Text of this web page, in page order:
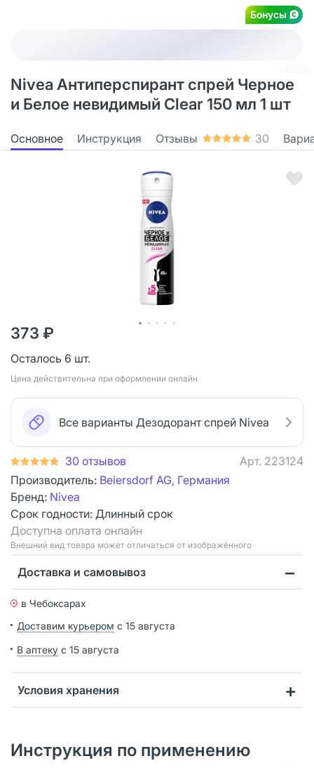
Бонусы
Nivea Антиперспирант спрей Черное
и Белое невидимый Clear 150 мл 1 шт
Основное Инструкция Отзывы 30
373 ₽
Осталось 6 шт.
Цена действительна при оформлении онлайн
Все варианты Дезодорант спрей Nivea
30 отзывов Арт. 223124
Производитель: Beiersdorf AG, Германия
Бренд: Nivea
Срок годности: Длинный срок
Доступна оплата онлайн
Bнешний вид товара может отличаться от изображённого
Доставка и самовывоз
в Чебоксарах
Доставим курьером с 15 августа
В аптеку с 15 августа
Условия хранения
Инструкция по применению